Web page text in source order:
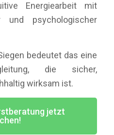
Energiearbeit mit
und psychologischer
bedeutet das eine
die sicher,
wirksam ist.
jetzt